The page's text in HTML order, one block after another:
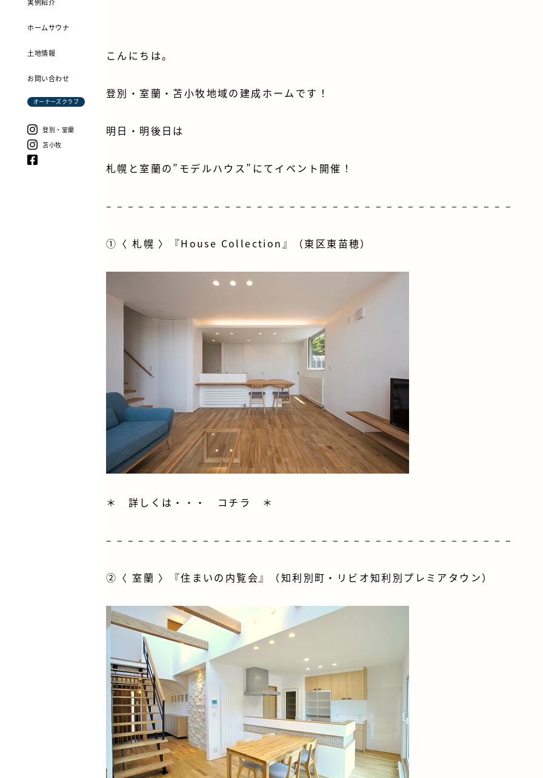
ホームサウナ
土地情報
お問い合わせ
オーナーズクラブ
登別・室蘭
苫小牧
こんにちは。
登別・室蘭・苫小牧地域の建成ホームです！
明日・明後日は
札幌と室蘭の”モデルハウス”にてイベント開催！
– – – – – – – – – – – – – – – – – – – – – – – – – – – – – – – – – – – – – –
①〈 札幌 〉『House Collection』（東区東苗穂）
＊ 詳しくは・・・ コチラ ＊
– – – – – – – – – – – – – – – – – – – – – – – – – – – – – – – – – – – – – –
②〈 室蘭 〉 『住まいの内覧会』（知利別町・リビオ知利別プレミアタウン）